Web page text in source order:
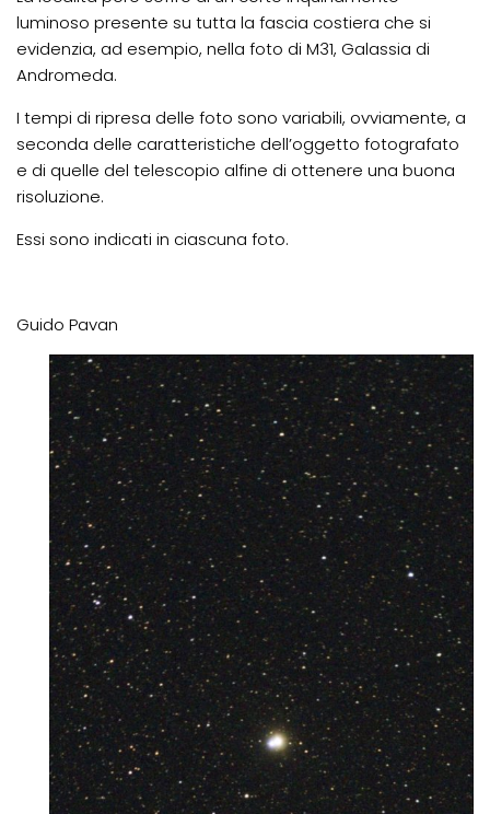
luminoso presente su tutta la fascia costiera che si
evidenzia, ad esempio, nella foto di M31, Galassia di
Andromeda.
I tempi di ripresa delle foto sono variabili, ovviamente, a
seconda delle caratteristiche dell’oggetto fotografato
e di quelle del telescopio alfine di ottenere una buona
risoluzione.
Essi sono indicati in ciascuna foto.
Guido Pavan